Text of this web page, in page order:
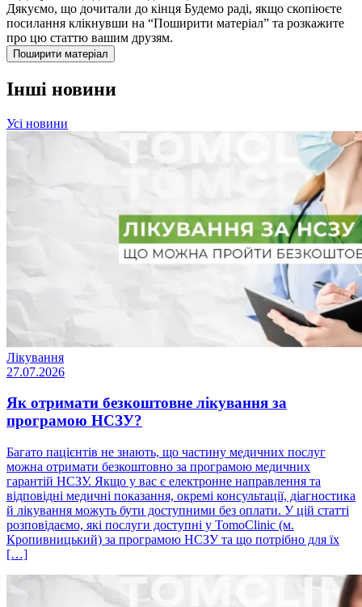
Дякуємо, що дочитали до кінця Будемо раді, якщо скопіюєте
посилання клікнувши на “Поширити матеріал” та розкажите
про цю статтю вашим друзям.
Поширити матеріал
Інші новини
Усі новини
Лікування
27.07.2026
Як отримати безкоштовне лікування за
програмою НСЗУ?
Багато пацієнтів не знають, що частину медичних послуг
можна отримати безкоштовно за програмою медичних
гарантій НСЗУ. Якщо у вас є електронне направлення та
відповідні медичні показання, окремі консультації, діагностика
й лікування можуть бути доступними без оплати. У цій статті
розповідаємо, які послуги доступні у TomoClinic (м.
Кропивницький) за програмою НСЗУ та що потрібно для їх
[…]